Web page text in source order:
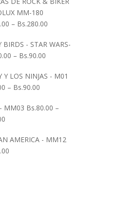
MM-180
– Bs.280.00
BIRDS - STAR WARS-
– Bs.90.00
Y LOS NINJAS - M01
– Bs.90.00
MM03 Bs.80.00 –
AMERICA - MM12